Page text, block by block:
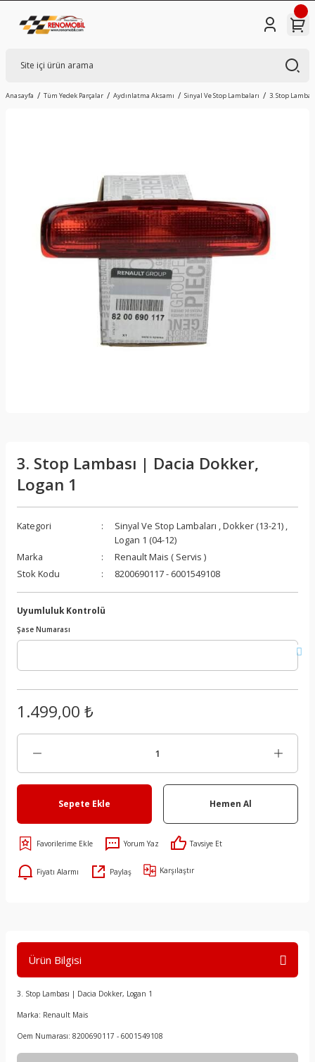
Anasayfa Tüm Yedek Parçalar Aydınlatma Aksamı Sinyal Ve Stop Lambaları 3. Stop
3. Stop Lambası | Dacia Dokker,
Logan 1
Kategori Sinyal Ve Stop Lambaları ,Dokker (13-21) ,
Logan 1 (04-12)
Marka
Renault Mais ( Servis )
Stok Kodu
8200690117 - 6001549108
Uyumluluk Kontrolü
Şase Numarası
1.499,00 ₺
Sepete Ekle Hemen Al
Yorum Yaz Tavsiye Et
Fiyatı Alarmı Paylaş Karşılaştır
Ürün Bilgisi
3. Stop Lambası | Dacia Dokker, Logan 1
Marka: Renault Mais
Oem Numarası: 8200690117 - 6001549108